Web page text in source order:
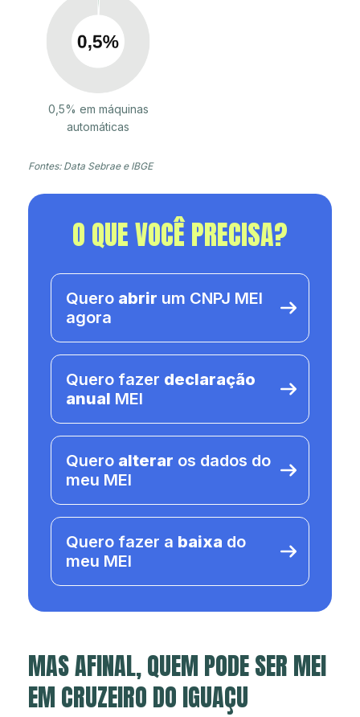
0,5% em máquinas
automáticas
Fontes: Data Sebrae e IBGE
O QUE VOCÊ PRECISA?
Quero abrir um CNPJ MEI
agora
Quero fazer declaração
anual MEI
Quero alterar os dados do
meu MEI
Quero fazer a baixa do
meu MEI
MAS AFINAL, QUEM PODE SER MEI
EM CRUZEIRO DO IGUAÇU